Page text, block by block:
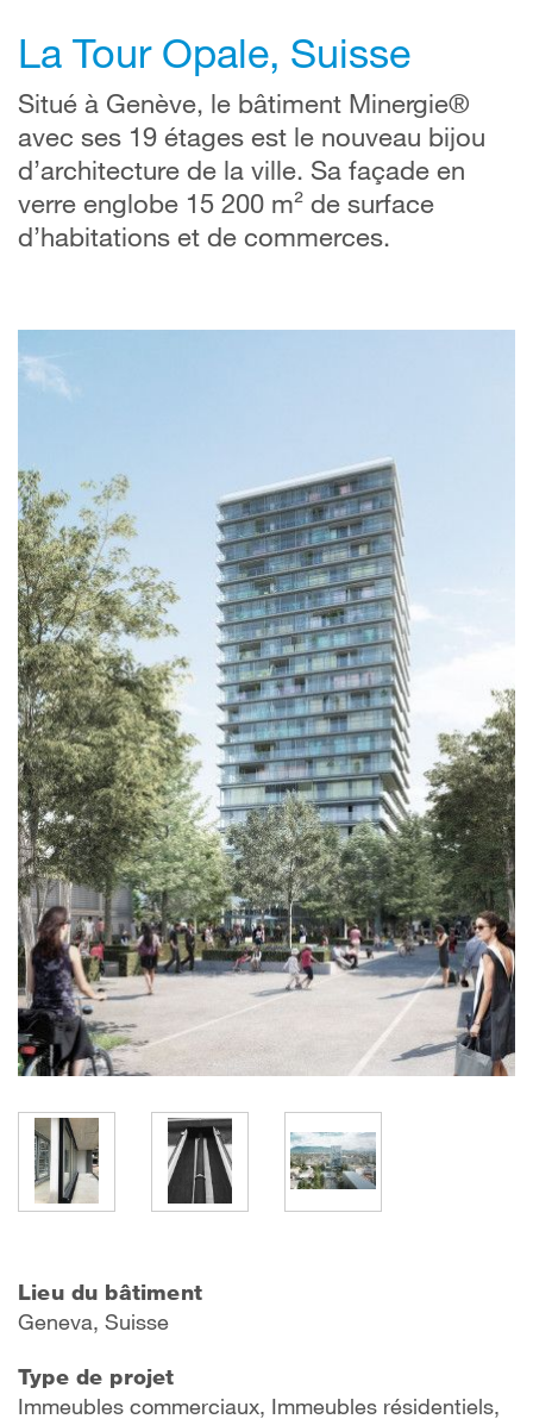
La Tour Opale, Suisse
Situé à Genève, le bâtiment Minergie®
avec ses 19 étages est le nouveau bijou
d’architecture de la ville. Sa façade en
verre englobe 15 200 m² de surface
d’habitations et de commerces.
Lieu du bâtiment
Geneva, Suisse
Type de projet
Immeubles commerciaux, Immeubles résidentiels,